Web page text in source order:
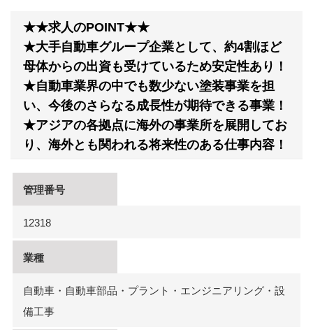
★★求人のPOINT★★
★大手自動車グループ企業として、約4割ほど
母体からの出資も受けているため安定性あり！
★自動車業界の中でも数少ない塗装事業を担
い、今後のさらなる成長性が期待できる事業！
★アジアの各拠点に海外の事業所を展開してお
り、海外とも関われる将来性のある仕事内容！
管理番号
12318
業種
自動車・自動車部品・プラント・エンジニアリング・設
備工事